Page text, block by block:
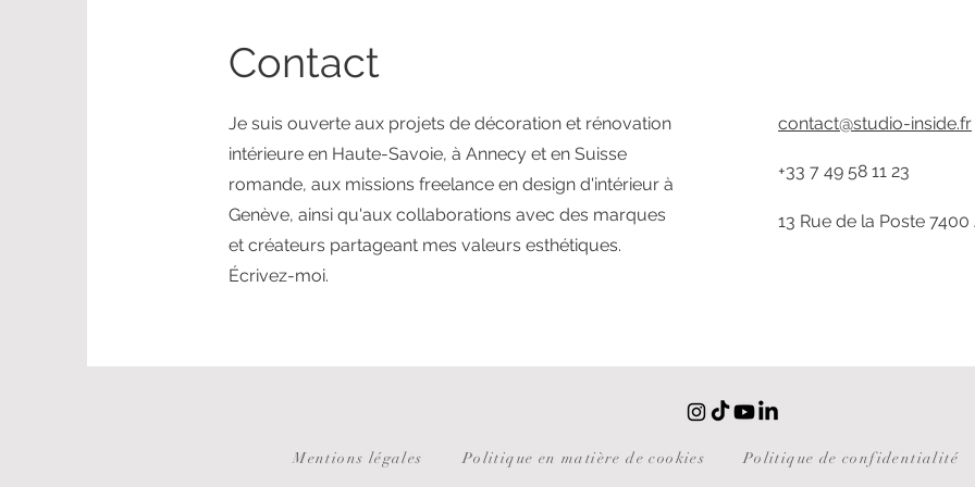
Contact
Je suis ouverte aux projets de décoration et rénovation
intérieure en Haute-Savoie, à Annecy et en Suisse
romande, aux missions freelance en design d'intérieur à
Genève, ainsi qu'aux collaborations avec des marques
et créateurs partageant mes valeurs esthétiques.
Écrivez-moi.
contact@studio-inside.fr
+33 7 49 58 11 23
13 Rue de la Poste
Mentions légales Politique en matière de cookies Politique de confidentialité